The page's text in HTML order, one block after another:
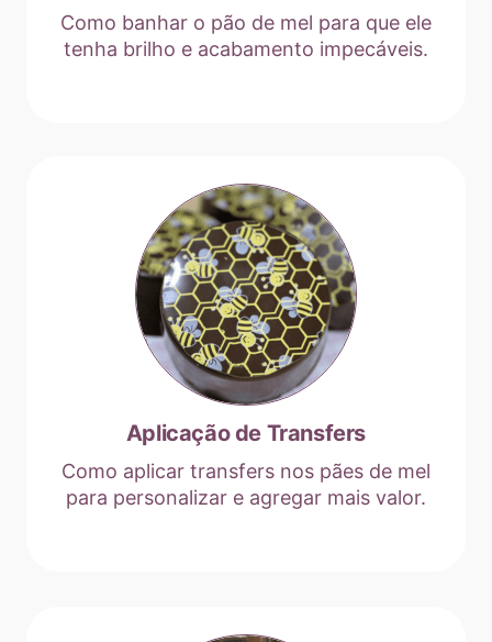
Como banhar o pão de mel para que ele
tenha brilho e acabamento impecáveis.
Aplicação de Transfers
Como aplicar transfers nos pães de mel
para personalizar e agregar mais valor.